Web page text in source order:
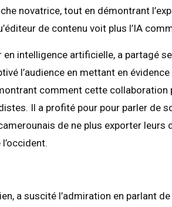
novatrice, tout en démontrant
de contenu voit plus l’IA
en intelligence artificielle, a partagé
l’audience en mettant en
comment cette collaboration
Il a profité pour pour parler de
de ne plus exporter leurs
a suscité l’admiration en parlant